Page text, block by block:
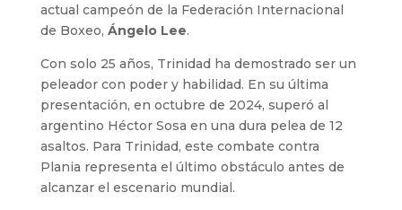
actual campeón de la Federación Internacional
de Boxeo, Ángelo Lee.
Con solo 25 años, Trinidad ha demostrado ser un
peleador con poder y habilidad. En su última
presentación, en octubre de 2024, superó al
argentino Héctor Sosa en una dura pelea de 12
asaltos. Para Trinidad, este combate contra
Plania representa el último obstáculo antes de
alcanzar el escenario mundial.